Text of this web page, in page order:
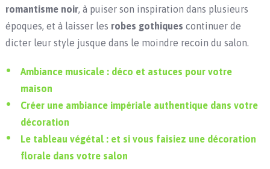
romantisme noir, à puiser son inspiration dans plusieurs
époques, et à laisser les robes gothiques continuer de
dicter leur style jusque dans le moindre recoin du salon.
Ambiance musicale : déco et astuces pour votre
maison
Créer une ambiance impériale authentique dans votre
décoration
Le tableau végétal : et si vous faisiez une décoration
florale dans votre salon